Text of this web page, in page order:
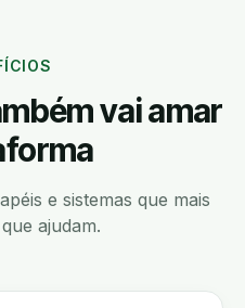
vai amar
e sistemas que mais
ajudam.